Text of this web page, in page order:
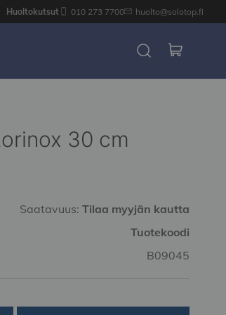
Huoltokutsut 010 273 7700 huolto@solotop.fi
30 cm
Saatavuus: Tilaa myyjän kautta
Tuotekoodi
B09045